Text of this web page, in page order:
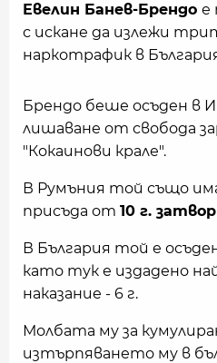
Евелин Банев-Брендо е
с искане да излежи
наркотрафик в
Брендо беше осъден в
лишаване от свобода
"Кокаинови крале".
В Румъния той също
присъда от 10 г. затвор
В България той е
като тук е издадено
наказание - 6 г.
Молбата му за
изтърпяването му в